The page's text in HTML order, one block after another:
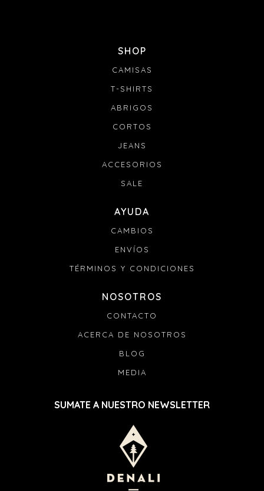
SHOP
CAMISAS
T-SHIRTS
ABRIGOS
CORTOS
JEANS
ACCESORIOS
SALE
AYUDA
CAMBIOS
ENVÍOS
TÉRMINOS Y CONDICIONES
NOSOTROS
CONTACTO
ACERCA DE NOSOTROS
BLOG
MEDIA
SUMATE A NUESTRO NEWSLETTER